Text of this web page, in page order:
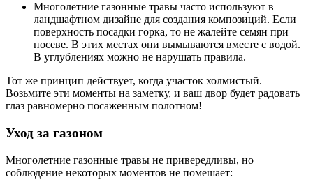
Многолетние газонные травы часто используют в
ландшафтном дизайне для создания композиций. Если
поверхность посадки горка, то не жалейте семян при
посеве. В этих местах они вымываются вместе с водой.
В углублениях можно не нарушать правила.
Тот же принцип действует, когда участок холмистый.
Возьмите эти моменты на заметку, и ваш двор будет радовать
глаз равномерно посаженным полотном!
Уход за газоном
Многолетние газонные травы не привередливы, но
соблюдение некоторых моментов не помешает: